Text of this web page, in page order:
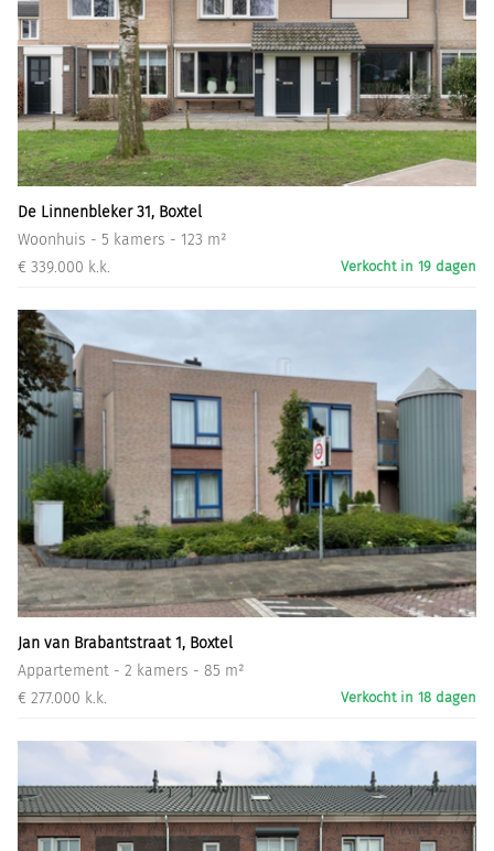
De Linnenbleker 31, Boxtel
Woonhuis - 5 kamers - 123 m²
€ 339.000 k.k.
Verkocht in 19 dagen
Jan van Brabantstraat 1, Boxtel
Appartement - 2 kamers - 85 m²
€ 277.000 k.k.
Verkocht in 18 dagen